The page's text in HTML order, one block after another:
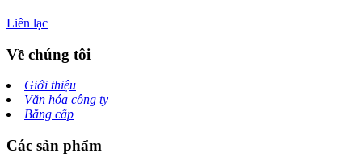
Liên lạc
Về chúng tôi
Giới thiệu
Văn hóa công ty
Bằng cấp
Các sản phẩm